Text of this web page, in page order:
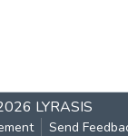
LYRASIS
Send